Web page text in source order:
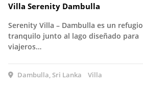
Villa Serenity Dambulla
Serenity Villa – Dambulla es un refugio
tranquilo junto al lago diseñado para
viajeros…
Dambulla, Sri Lanka Villa